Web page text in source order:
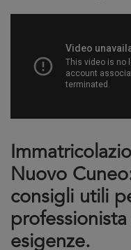
Nuovo
consigli utili
esigenze.